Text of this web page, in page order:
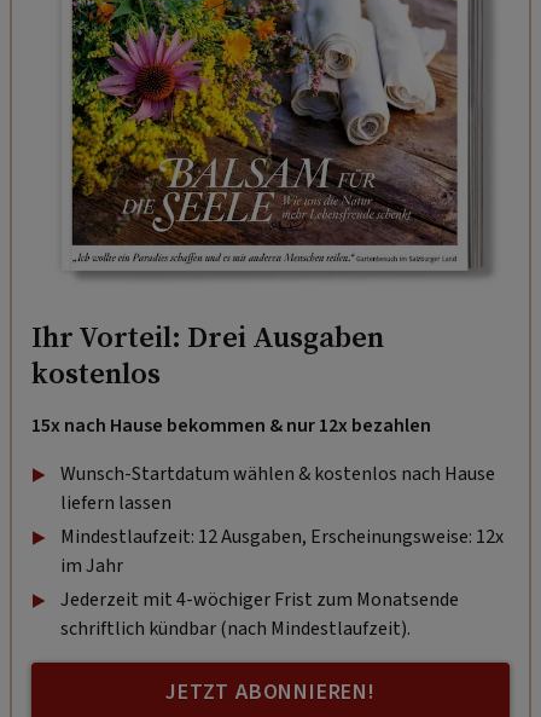
Ihr Vorteil: Drei Ausgaben
kostenlos
15x nach Hause bekommen & nur 12x bezahlen
Wunsch-Startdatum wählen & kostenlos nach Hause
liefern lassen
Mindestlaufzeit: 12 Ausgaben, Erscheinungsweise: 12x
im Jahr
Jederzeit mit 4-wöchiger Frist zum Monatsende
schriftlich kündbar (nach Mindestlaufzeit).
JETZT ABONNIEREN!